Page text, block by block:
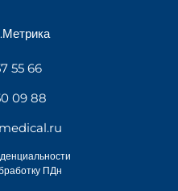
55 66
09 88
ПДн